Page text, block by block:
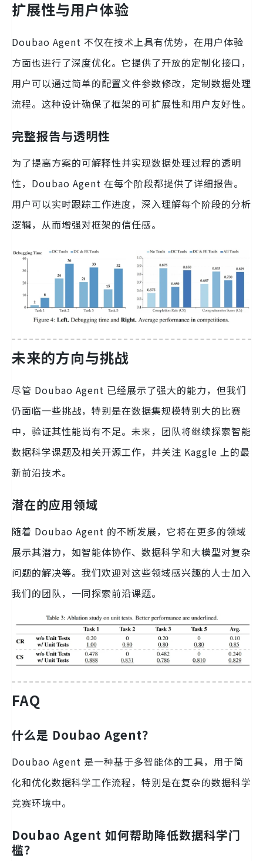
扩展性与用户体验
Doubao Agent 不仅在技术上具有优势，在用户体验
方面也进行了深度优化。它提供了开放的定制化接口，
用户可以通过简单的配置文件参数修改，定制数据处理
流程。这种设计确保了框架的可扩展性和用户友好性。
完整报告与透明性
为了提高方案的可解释性并实现数据处理过程的透明
性，Doubao Agent 在每个阶段都提供了详细报告。
用户可以实时跟踪工作进度，深入理解每个阶段的分析
逻辑，从而增强对框架的信任感。
未来的方向与挑战
尽管 Doubao Agent 已经展示了强大的能力，但我们
仍面临一些挑战，特别是在数据集规模特别大的比赛
中，验证其性能尚有不足。未来，团队将继续探索智能
数据科学课题及相关开源工作，并关注 Kaggle 上的最
新前沿技术。
潜在的应用领域
随着 Doubao Agent 的不断发展，它将在更多的领域
展示其潜力，如智能体协作、数据科学和大模型对复杂
问题的解决等。我们欢迎对这些领域感兴趣的人士加入
我们的团队，一同探索前沿课题。
FAQ
什么是 Doubao Agent？
Doubao Agent 是一种基于多智能体的工具，用于简
化和优化数据科学工作流程，特别是在复杂的数据科学
竞赛环境中。
Doubao Agent 如何帮助降低数据科学门
槛？